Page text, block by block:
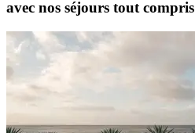
avec nos séjours tout compris